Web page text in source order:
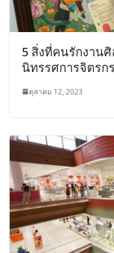
5 สิ่งที่คนรักงาน
นิทรรศการจิตรก
ตุลาคม 12, 2023